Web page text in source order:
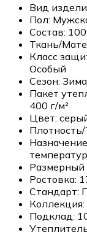
Вид
Пол:
Состав:
Ткань/
Класс
Особый
Сезон: Зима
Пакет
400 г/м²
Цвет:
температур
Размерный
Ростовка:
Стандарт:
Коллекция:
Подклад: